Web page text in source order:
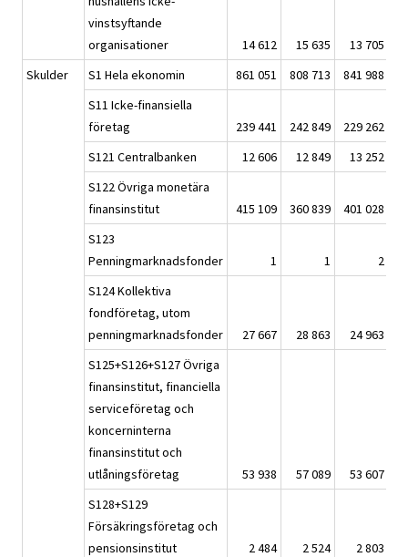
vinstsyftande
organisationer
14 612 15 635 13 705
Skulder
S1 Hela ekonomin 861 051 808 713 841 988
S11 Icke-finansiella
företag
239 441 242 849 229 262
S121 Centralbanken
12 606 12 849 13 252
S122 Övriga monetära
finansinstitut
415 109 360 839 401 028
S123
Penningmarknadsfonder
1 1
2
S124 Kollektiva
fondföretag, utom
penningmarknadsfonder
27 667 28 863 24 963
S125+S126+S127 Övriga
finansinstitut, financiella
serviceföretag och
koncerninterna
finansinstitut och
utlåningsföretag
53 938 57 089 53 607
S128+S129
Försäkringsföretag och
pensionsinstitut
2 484 2 524 2 803